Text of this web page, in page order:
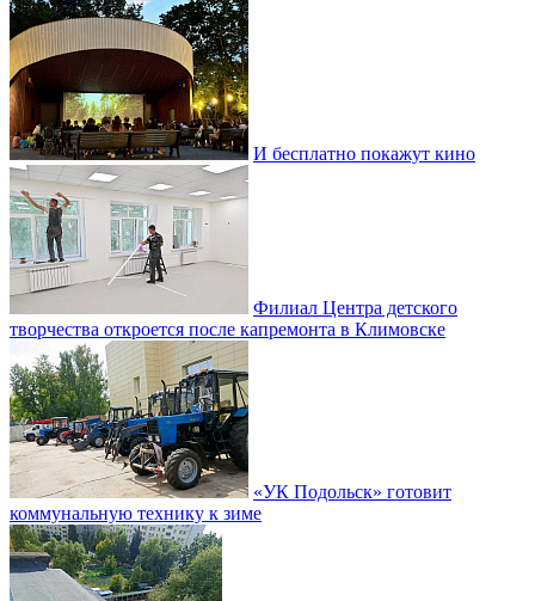
И бесплатно покажут кино
Филиал Центра детского
творчества откроется после капремонта в Климовске
«УК Подольск» готовит
коммунальную технику к зиме